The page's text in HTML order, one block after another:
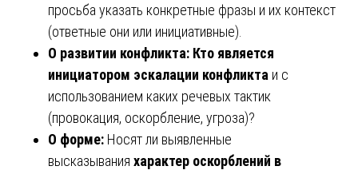
просьба указать конкретные фразы и их контекст
(ответные они или инициативные).
О развитии конфликта: Кто является
инициатором эскалации конфликта и с
использованием каких речевых тактик
(провокация, оскорбление, угроза)?
О форме: Носят ли выявленные
высказывания характер оскорблений в